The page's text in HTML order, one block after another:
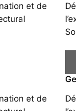
et de
et de